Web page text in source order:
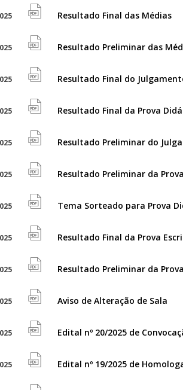
pdf
icon
pdf
icon
Resultado Final das Médias
pdf
icon
Resultado Preliminar das
pdf
icon
Resultado Final do
pdf
icon
Resultado Final da Prova
pdf
icon
Resultado Preliminar do
pdf
icon
Resultado Preliminar da
pdf
icon
Tema Sorteado para Prova
pdf
icon
Resultado Final da Prova
pdf
icon
Resultado Preliminar da
pdf
icon
Aviso de Alteração de Sala
pdf
icon
Edital nº 20/2025 de
Edital nº 19/2025 de